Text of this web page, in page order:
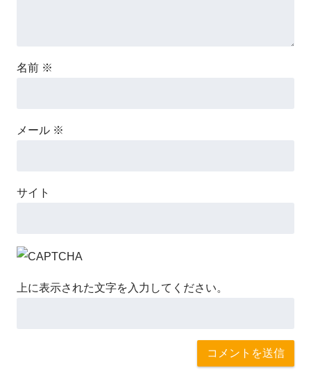
名前 ※
メール ※
サイト
上に表示された文字を入力してください。